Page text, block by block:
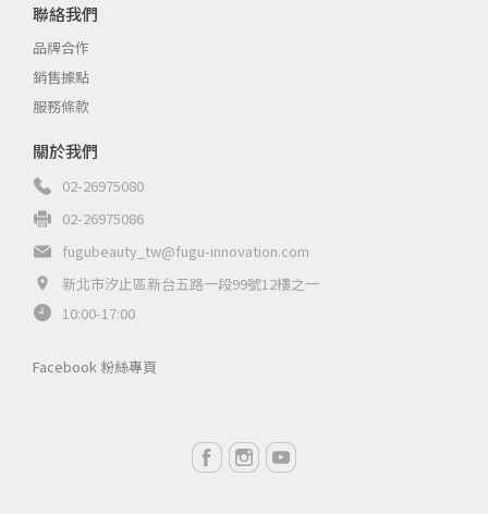
關於我們
02-26975080
02-26975086
fugubeauty_tw@fugu-innovation.com
新北市汐止區新台五路一段99號12樓之一
10:00-17:00
聯絡我們
品牌合作
銷售據點
服務條款
Facebook 粉絲專頁